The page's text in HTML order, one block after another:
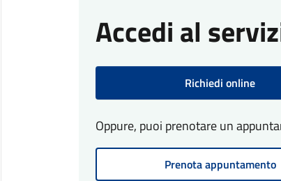
Accedi al
Richiedi online
Oppure, puoi prenotare un
Prenota appuntamento